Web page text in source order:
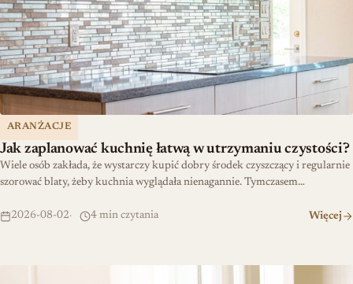
ARANŻACJE
Jak zaplanować kuchnię łatwą w utrzymaniu czystości?
Wiele osób zakłada, że wystarczy kupić dobry środek czyszczący i regularnie
szorować blaty, żeby kuchnia wyglądała nienagannie. Tymczasem…
2026-08-02 4 min czytania Więcej